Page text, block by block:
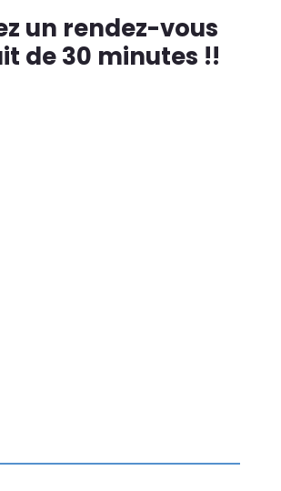
un rendez-vous
de 30 minutes !!